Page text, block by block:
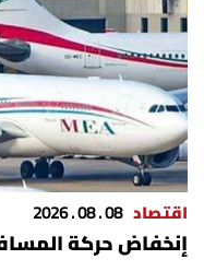
اقتصاد 08 . 08 . 2026
إنخفاض حركة المسافرين